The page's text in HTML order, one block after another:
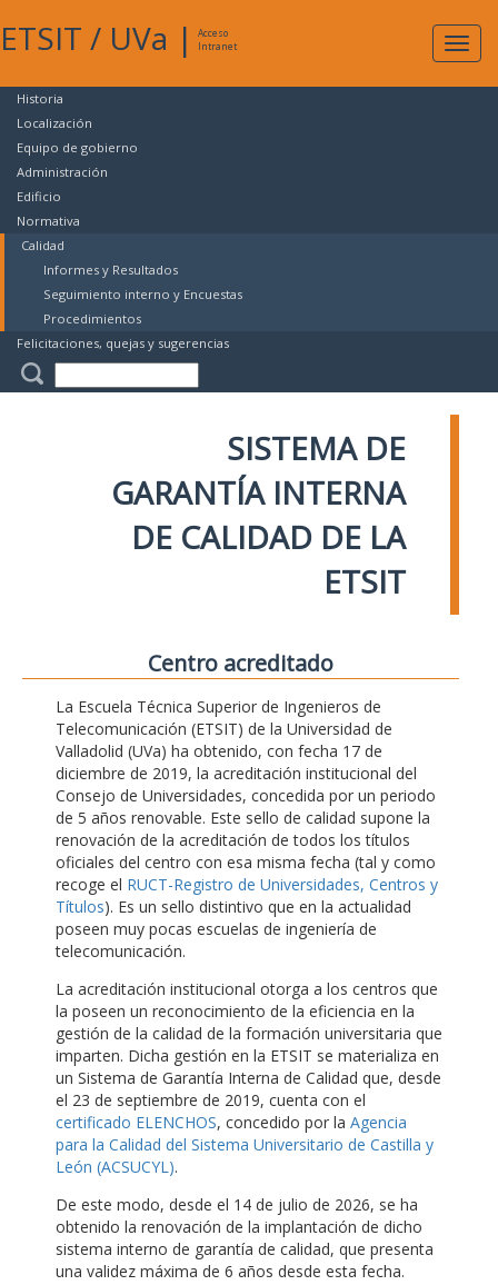
ETSIT / UVa |
Acceso
Intranet
Historia
Localización
Equipo de gobierno
Administración
Edificio
Normativa
Calidad
Informes y Resultados
Seguimiento interno y Encuestas
Procedimientos
Felicitaciones, quejas y sugerencias
SISTEMA DE
GARANTÍA INTERNA
DE CALIDAD DE LA
ETSIT
Centro acreditado
La Escuela Técnica Superior de Ingenieros de
Telecomunicación (ETSIT) de la Universidad de
Valladolid (UVa) ha obtenido, con fecha 17 de
diciembre de 2019, la acreditación institucional del
Consejo de Universidades, concedida por un periodo
de 5 años renovable. Este sello de calidad supone la
renovación de la acreditación de todos los títulos
oficiales del centro con esa misma fecha (tal y como
recoge el RUCT-Registro de Universidades, Centros y
Títulos). Es un sello distintivo que en la actualidad
poseen muy pocas escuelas de ingeniería de
telecomunicación.
La acreditación institucional otorga a los centros que
la poseen un reconocimiento de la eficiencia en la
gestión de la calidad de la formación universitaria que
imparten. Dicha gestión en la ETSIT se materializa en
un Sistema de Garantía Interna de Calidad que, desde
el 23 de septiembre de 2019, cuenta con el
certificado ELENCHOS, concedido por la Agencia
para la Calidad del Sistema Universitario de Castilla y
León (ACSUCYL).
De este modo, desde el 14 de julio de 2026, se ha
obtenido la renovación de la implantación de dicho
sistema interno de garantía de calidad, que presenta
una validez máxima de 6 años desde esta fecha.